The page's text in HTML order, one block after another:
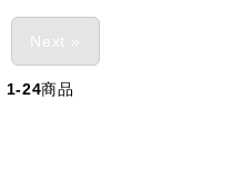
Next »
1-24商品